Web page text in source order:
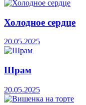
Холодное сердце
20.05.2025
Шрам
20.05.2025